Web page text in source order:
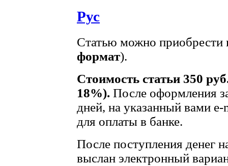
Рус
Статью можно приобрести
формат).
Стоимость статьи 350
18%). После оформления
дней, на указанный вами
для оплаты в банке.
После поступления денег
выслан электронный